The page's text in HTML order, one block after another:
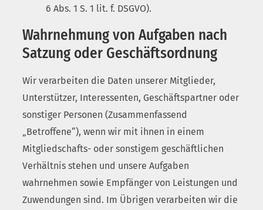
6 Abs. 1 S. 1 lit. f. DSGVO).
Wahrnehmung von Aufgaben nach
Satzung oder Geschäftsordnung
Wir verarbeiten die Daten unserer Mitglieder,
Unterstützer, Interessenten, Geschäftspartner oder
sonstiger Personen (Zusammenfassend
„Betroffene“), wenn wir mit ihnen in einem
Mitgliedschafts- oder sonstigem geschäftlichen
Verhältnis stehen und unsere Aufgaben
wahrnehmen sowie Empfänger von Leistungen und
Zuwendungen sind. Im Übrigen verarbeiten wir die